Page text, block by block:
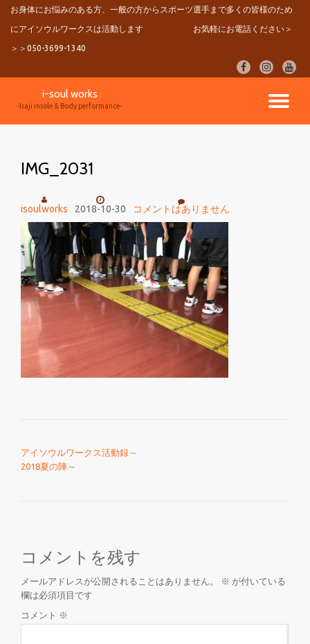
ン
お身体にお悩みのある方、一般の方からスポーツ選手まで多くの皆様のため
にアイソウルワークスは活動します お気軽にお電話ください＞
＞＞050-3699-1340
fa-
facebook
fa-
instagram
fa-
ナ
i-soul works
-Isaji insole & Body performance-
IMG_2031
isoulworks 2018-10-30 コメントはありません
アイソウルワークス活動録～
2018夏の陣～
コメントを残す
メールアドレスが公開されることはありません。 ※ が付いている
欄は必須項目です
コメント ※